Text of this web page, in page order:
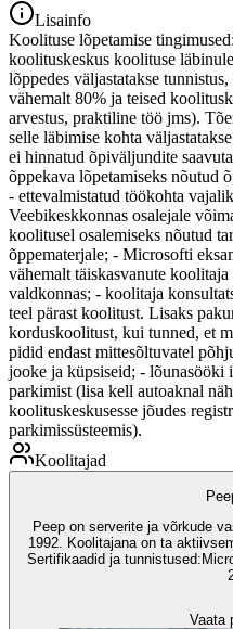
Lisainfo
Koolituse lõpetamise
koolituskeskus koolituse
lõppedes väljastatakse
vähemalt 80% ja teised
arvestus, praktiline töö jms).
selle läbimise kohta
ei hinnatud õpiväljundite
õppekava lõpetamiseks nõutud
- ettevalmistatud töökohta
Veebikeskkonnas osalejale
koolitusel osalemiseks nõutud
õppematerjale; - Microsofti
vähemalt täiskasvanute
valdkonnas; - koolitaja
teel pärast koolitust. Lisaks
korduskoolitust, kui tunned, et
pidid endast mittesõltuvatel
jooke ja küpsiseid; - lõunasööki
parkimist (lisa kell autoaknal
koolituskeskusesse jõudes
parkimissüsteemis).
Koolitajad
Peep on serverite ja võrkude
1992. Koolitajana on ta
Sertifikaadid ja
Vaata